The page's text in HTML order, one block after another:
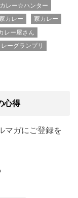
レー☆ハンター
カレー
家カレー
レー屋さん
ーグランプリ
心得
マガにご登録を